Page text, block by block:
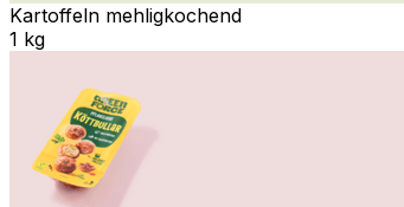
Kartoffeln mehligkochend
1 kg